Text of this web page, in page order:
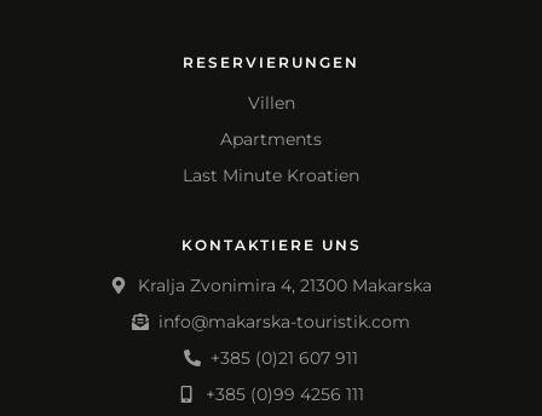
RESERVIERUNGEN
Villen
Apartments
Last Minute Kroatien
KONTAKTIERE UNS
Kralja Zvonimira 4, 21300 Makarska
info@makarska-touristik.com
+385 (0)21 607 911
+385 (0)99 4256 111